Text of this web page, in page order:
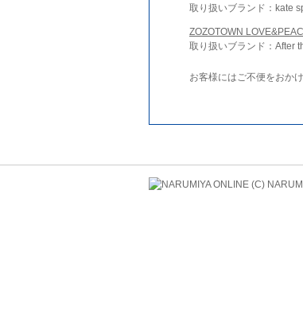
取り扱いブランド：kate
ZOZOTOWN
取り扱いブランド：After
お客様にはご不便をおか